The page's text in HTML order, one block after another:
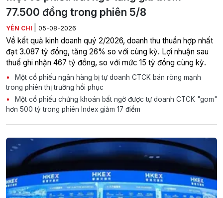
77.500 đồng trong phiên 5/8
YÊN CHI 05-08-2026
Về kết quả kinh doanh quý 2/2026, doanh thu thuần hợp nhất
đạt 3.087 tỷ đồng, tăng 26% so với cùng kỳ. Lợi nhuận sau
thuế ghi nhận 467 tỷ đồng, so với mức 15 tỷ đồng cùng kỳ.
Một cổ phiếu ngân hàng bị tự doanh CTCK bán ròng mạnh
trong phiên thị trường hồi phục
Một cổ phiếu chứng khoán bất ngờ được tự doanh CTCK "gom"
hơn 500 tỷ trong phiên Index giảm 17 điểm